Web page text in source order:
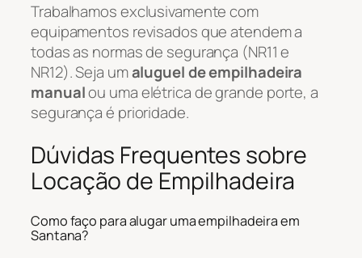
Trabalhamos exclusivamente com
equipamentos revisados que atendem a
todas as normas de segurança (NR11 e
NR12). Seja umaluguel de empilhadeira
manualou uma elétrica de grande porte, a
segurança é prioridade.
Dúvidas Frequentes sobre
Locação de Empilhadeira
Como faço para alugar uma empilhadeira em
Santana?